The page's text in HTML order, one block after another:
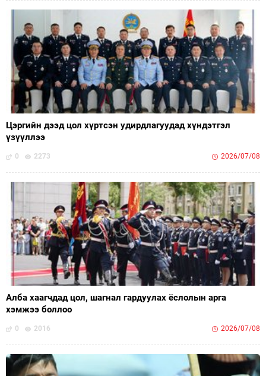
Цэргийн дээд цол хүртсэн удирдлагуудад хүндэтгэл
үзүүллээ
0 2273 2026/07/08
Алба хаагчдад цол, шагнал гардуулах ёслолын арга
хэмжээ боллоо
0 2016 2026/07/08